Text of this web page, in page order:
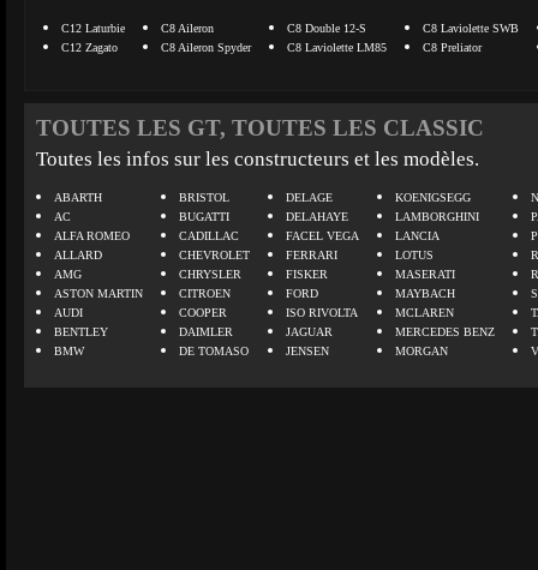
C12 Laturbie
C12 Zagato
C8 Aileron
C8 Aileron Spyder
C8 Double 12-S
C8 Laviolette LM85
C8 Laviolette SWB
C8 Preliator
TOUTES LES GT, TOUTES LES CLASSIC
Toutes les infos sur les constructeurs et les modèles.
ABARTH
AC
ALFA ROMEO
ALLARD
AMG
ASTON MARTIN
AUDI
BENTLEY
BMW
BRISTOL
BUGATTI
CADILLAC
CHEVROLET
CHRYSLER
CITROEN
COOPER
DAIMLER
DE TOMASO
DELAGE
DELAHAYE
FACEL VEGA
FERRARI
FISKER
FORD
ISO RIVOLTA
JAGUAR
JENSEN
KOENIGSEGG
LAMBORGHINI
LANCIA
LOTUS
MASERATI
MAYBACH
MCLAREN
MERCEDES BENZ
MORGAN